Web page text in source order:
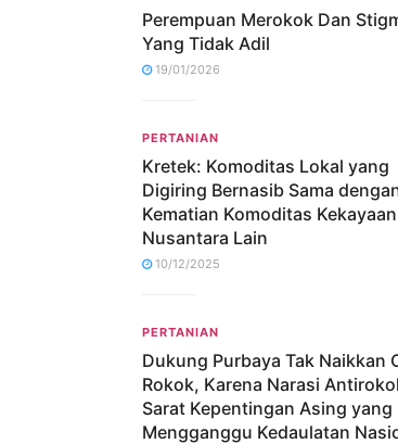
Perempuan Merokok Dan
Yang Tidak Adil
19/01/2026
PERTANIAN
Kretek: Komoditas Lokal yang
Digiring Bernasib Sama
Kematian Komoditas Kekayaan
Nusantara Lain
10/12/2025
PERTANIAN
Dukung Purbaya Tak Naikkan
Rokok, Karena Narasi
Sarat Kepentingan Asing yang
Mengganggu Kedaulatan